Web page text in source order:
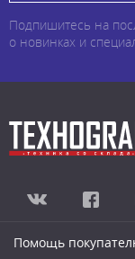
Подпишитесь на
о новинках и
Помощь